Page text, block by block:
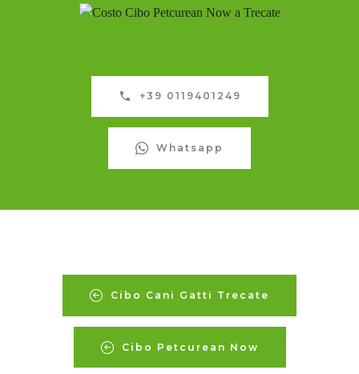
+39 0119401249
Whatsapp
Cibo Cani Gatti Trecate
Cibo Petcurean Now